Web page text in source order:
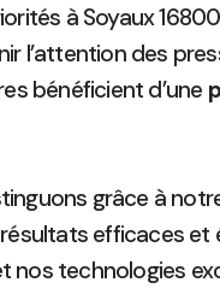
à Soyaux
l’attention des
bénéficient d’une
grâce à
efficaces et
nos technologies